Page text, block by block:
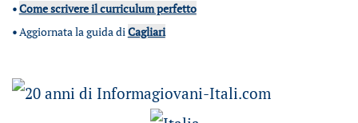
•Come scrivere il curriculum perfetto
•Aggiornata la guida diCagliari